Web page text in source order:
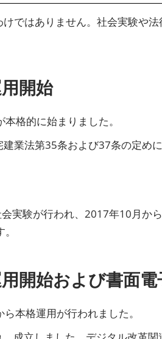
ではありません。社会実験や
開始
格的に始まりました。
業法第35条および37条の定め
実験が行われ、2017年10月か
開始および書面
本格運用が行われました。